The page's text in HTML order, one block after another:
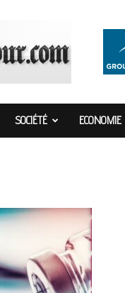
SOCIÉTÉ ECONOMIE